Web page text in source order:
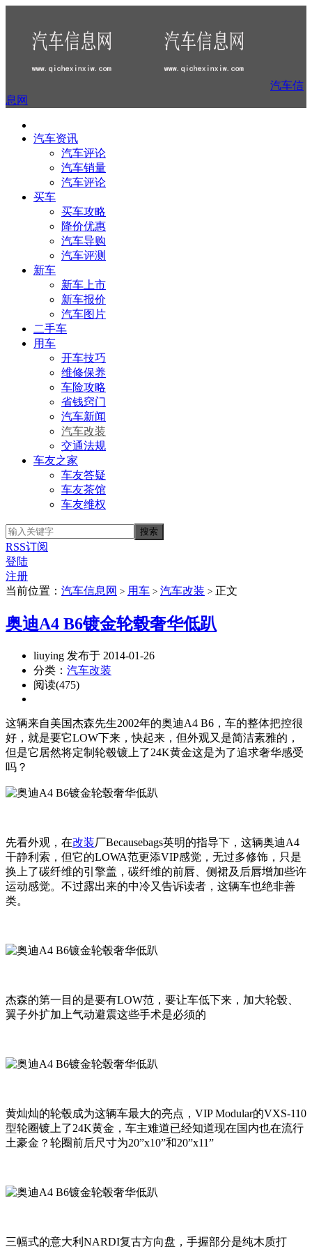
汽车信
息网
汽车资讯
汽车评论
汽车销量
汽车评论
买车
买车攻略
降价优惠
汽车导购
汽车评测
新车
新车上市
新车报价
汽车图片
二手车
用车
开车技巧
维修保养
车险攻略
省钱窍门
汽车新闻
汽车改装
交通法规
车友之家
车友答疑
车友茶馆
车友维权
RSS订阅
登陆
注册
当前位置： 汽车信息网 > 用车 > 汽车改装 > 正文
奥迪A4 B6镀金轮毂奢华低趴
liuying 发布于 2014-01-26
分类： 汽车改装
阅读(475)
这辆来自美国杰森先生2002年的奥迪A4 B6，车的整体把控很
好，就是要它LOW下来，快起来，但外观又是简洁素雅的，
但是它居然将定制轮毂镀上了24K黄金这是为了追求奢华感受
吗？
先看外观，在改装厂Becausebags英明的指导下，这辆奥迪A4
干静利索，但它的LOWA范更添VIP感觉，无过多修饰，只是
换上了碳纤维的引擎盖，碳纤维的前唇、侧裙及后唇增加些许
运动感觉。不过露出来的中冷又告诉读者，这辆车也绝非善
类。
杰森的第一目的是要有LOW范，要让车低下来，加大轮毂、
翼子外扩加上气动避震这些手术是必须的
黄灿灿的轮毂成为这辆车最大的亮点，VIP Modular的VXS-110
型轮圈镀上了24K黄金，车主难道已经知道现在国内也在流行
土豪金？轮圈前后尺寸为20”x10”和20”x11”
三幅式的意大利NARDI复古方向盘，手握部分是纯木质打